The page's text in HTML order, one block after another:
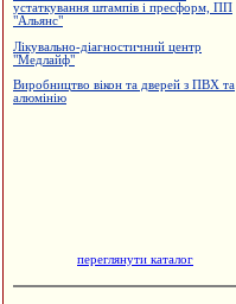
устаткування штампів і пресформ, ПП
"Альянс"
Лікувально-діагностичний центр
"Медлайф"
Виробництво вікон та дверей з ПВХ та
алюмінію
переглянути каталог